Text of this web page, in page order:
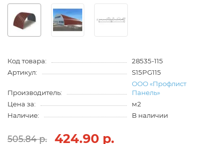
Код товара:
28535-115
Артикул:
S15PG115
Производитель:
ООО «Профлист
Панель»
Цена за:
м2
Наличие:
В наличии
505.84 р. 424.90 р.